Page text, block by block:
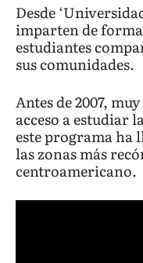
Desde
imparten de
estudiantes
sus comunidades.
Antes de 2007,
acceso a estudiar
este programa ha
las zonas más
centroamericano.